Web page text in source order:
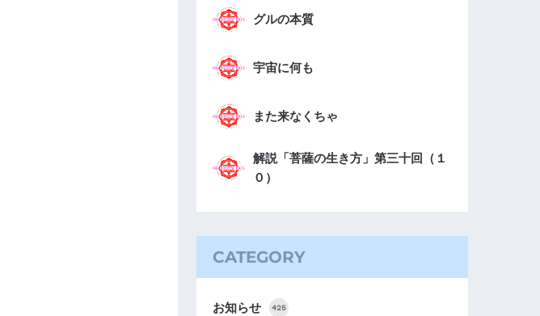
グルの本質
宇宙に何も
また来なくちゃ
解説「菩薩の生き方」第三十回（１
０）
CATEGORY
お知らせ 425